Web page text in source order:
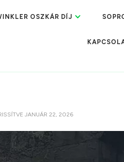
OSZKÁR DÍJ
JANUÁR 22, 2026